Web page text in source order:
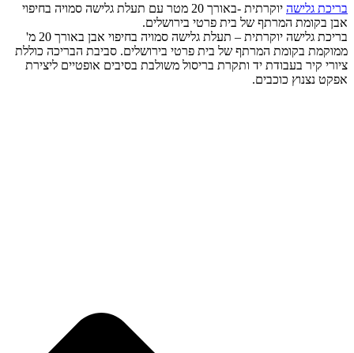
בריכת גלישה
יוקרתית -באורך 20 מטר עם תעלת גלישה סמויה בחיפוי
אבן בקומת המרתף של בית פרטי בירושלים.
בריכת גלישה יוקרתית – תעלת גלישה סמויה בחיפוי אבן באורך 20 מ'
ממוקמת בקומת המרתף של בית פרטי בירושלים. סביבת הבריכה כוללת
ציורי קיר בעבודת יד ותקרת בריסול משולבת בסיבים אופטיים ליצירת
אפקט נצנוץ כוכבים.